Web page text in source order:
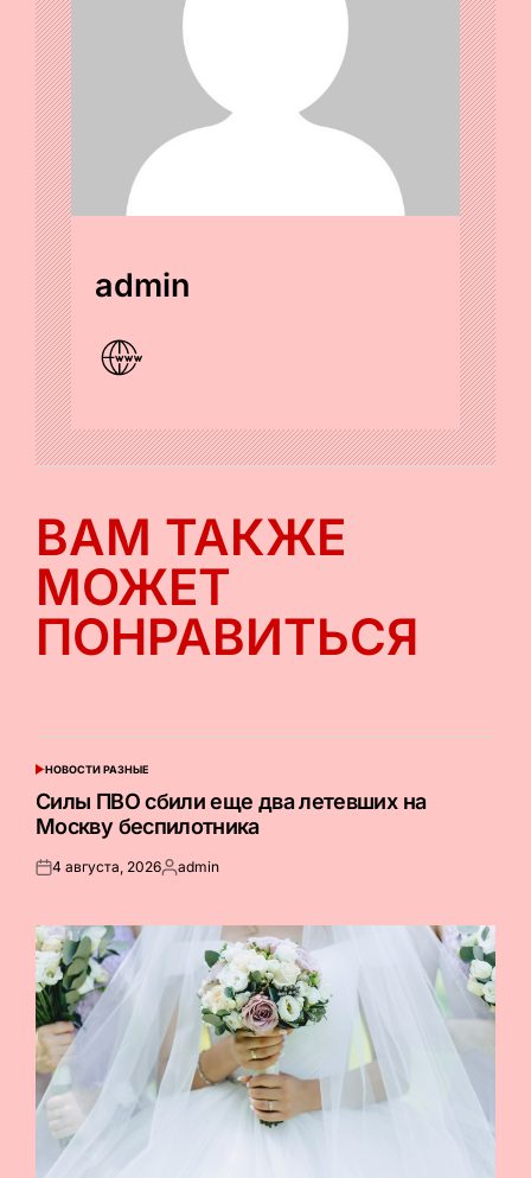
admin
ВАМ ТАКЖЕ
МОЖЕТ
ПОНРАВИТЬСЯ
ОПУБЛИКОВАНО
В
НОВОСТИ РАЗНЫЕ
Силы ПВО сбили еще два летевших на
Москву беспилотника
Опубликовано
4 августа, 2026Запись
admin